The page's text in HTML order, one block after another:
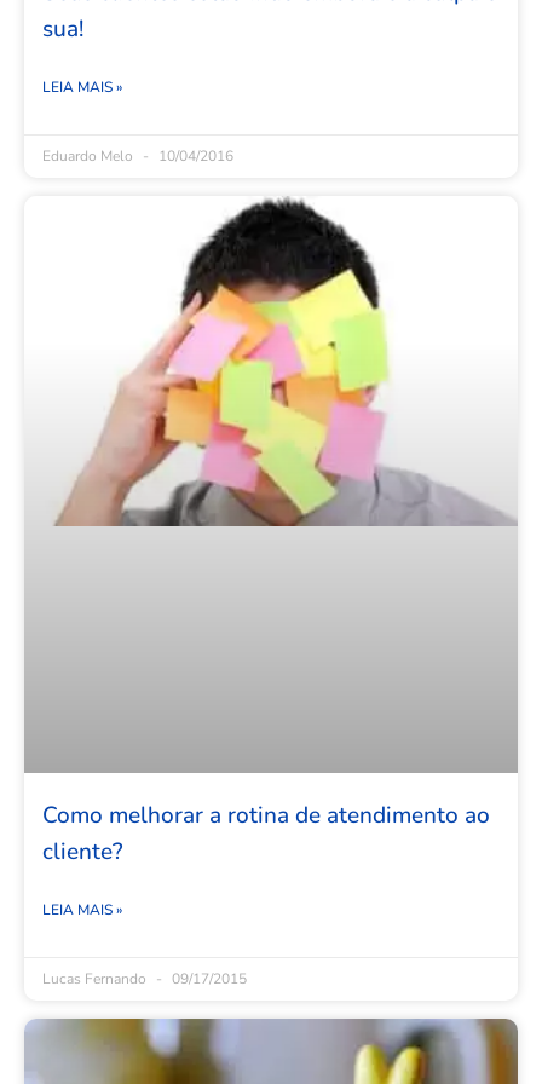
sua!
LEIA MAIS »
Eduardo Melo 10/04/2016
Como melhorar a rotina de atendimento ao
cliente?
LEIA MAIS »
Lucas Fernando 09/17/2015